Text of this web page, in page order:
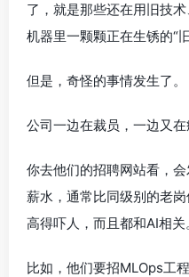
了，就是那些还在用旧技
机器里一颗颗正在生锈的“旧
但是，奇怪的事情发生了。
公司一边在裁员，一边又在
你去他们的招聘网站看，
薪水，通常比同级别的老
高得吓人，而且都和AI相关
比如，他们要招MLOps工